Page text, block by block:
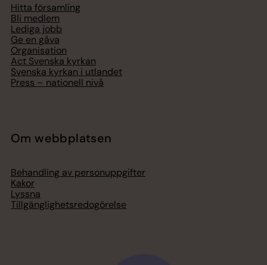
Hitta församling
Bli medlem
Lediga jobb
Ge en gåva
Organisation
Act Svenska kyrkan
Svenska kyrkan i utlandet
Press – nationell nivå
Om webbplatsen
Behandling av personuppgifter
Kakor
Lyssna
Tillgänglighetsredogörelse